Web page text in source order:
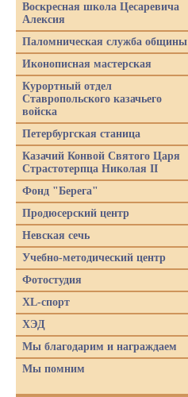
Воскресная школа Цесаревича
Алексия
Паломническая служба общины
Иконописная мастерская
Курортный отдел
Ставропольского казачьего
войска
Петербургская станица
Казачий Конвой Святого Царя
Страстотерпца Николая II
Фонд "Берега"
Продюсерский центр
Невская сечь
Учебно-методический центр
Фотостудия
XL-спорт
ХЭД
Мы благодарим и награждаем
Мы помним